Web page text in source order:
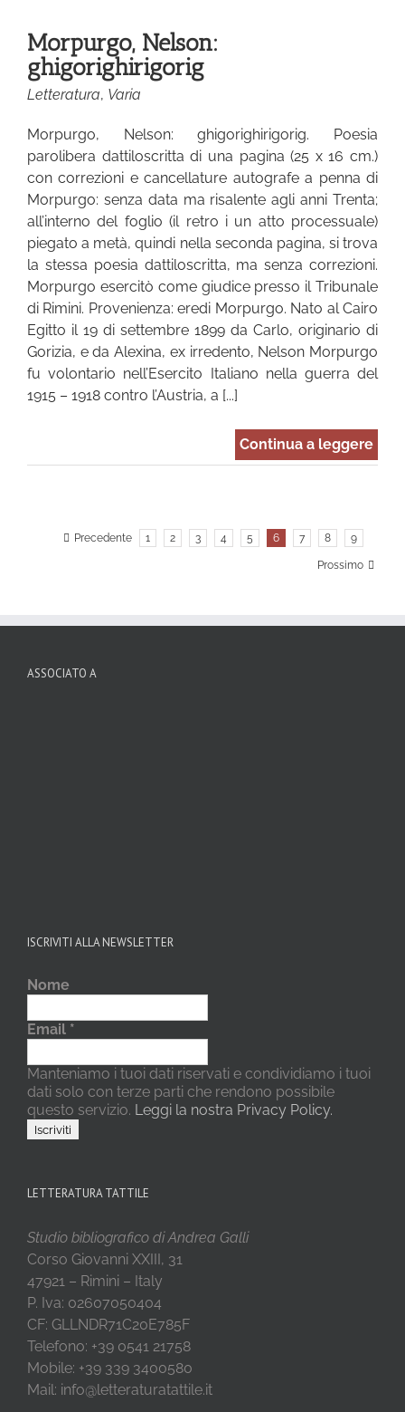
Morpurgo, Nelson:
ghigorighirigorig
Letteratura, Varia
Morpurgo, Nelson: ghigorighirigorig. Poesia
parolibera dattiloscritta di una pagina (25 x 16 cm.)
con correzioni e cancellature autografe a penna di
Morpurgo: senza data ma risalente agli anni Trenta;
all’interno del foglio (il retro i un atto processuale)
piegato a metà, quindi nella seconda pagina, si trova
la stessa poesia dattiloscritta, ma senza correzioni.
Morpurgo esercitò come giudice presso il Tribunale
di Rimini. Provenienza: eredi Morpurgo. Nato al Cairo
Egitto il 19 di settembre 1899 da Carlo, originario di
Gorizia, e da Alexina, ex irredento, Nelson Morpurgo
fu volontario nell’Esercito Italiano nella guerra del
1915 – 1918 contro l’Austria, a [...]
Continua a leggere
Precedente 1 2 3 4 5 6 7 8 9
Prossimo
ASSOCIATO A
ISCRIVITI ALLA NEWSLETTER
Nome
Email *
Manteniamo i tuoi dati riservati e condividiamo i tuoi
dati solo con terze parti che rendono possibile
questo servizio. Leggi la nostra Privacy Policy.
LETTERATURA TATTILE
Studio bibliografico di Andrea Galli
Corso Giovanni XXIII, 31
47921 – Rimini – Italy
P. Iva: 02607050404
CF: GLLNDR71C20E785F
Telefono: +39 0541 21758
Mobile: +39 339 3400580
Mail: info@letteraturatattile.it